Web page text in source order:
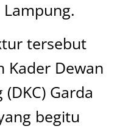
tersebut
Kader Dewan
Garda
begitu